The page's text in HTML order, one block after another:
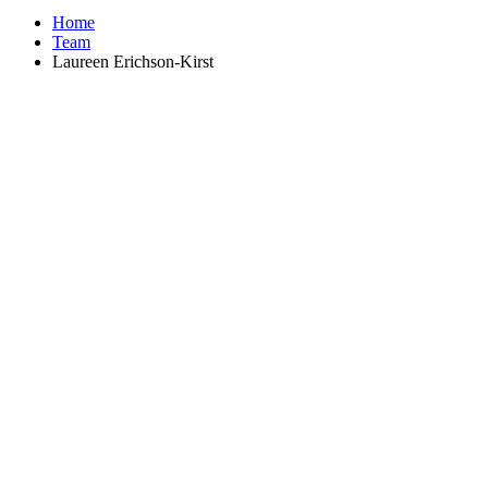
Home
Team
Laureen Erichson-Kirst